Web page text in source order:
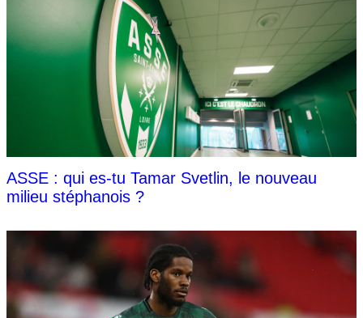
ASSE : qui es-tu Tamar Svetlin, le nouveau
milieu stéphanois ?